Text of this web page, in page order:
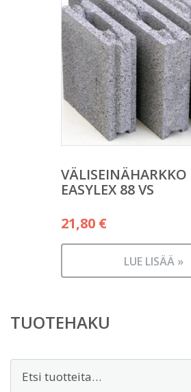
VÄLISEINÄHARKKO
EASYLEX 88 VS
21,80 €
LUE LISÄÄ »
TUOTEHAKU